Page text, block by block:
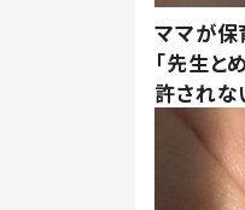
ママが
「先生と
許されな